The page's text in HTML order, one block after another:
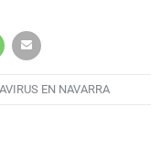
EN NAVARRA